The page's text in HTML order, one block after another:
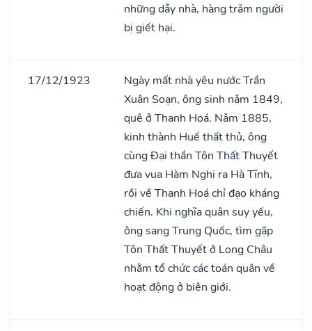
những dẫy nhà, hàng trǎm người
bị giết hại.
17/12/1923
Ngày mất nhà yêu nước Trần
Xuân Soạn, ông sinh nǎm 1849,
quê ở Thanh Hoá. Nǎm 1885,
kinh thành Huế thất thủ, ông
cùng Đại thần Tôn Thất Thuyết
đưa vua Hàm Nghi ra Hà Tĩnh,
rồi về Thanh Hoá chỉ đạo kháng
chiến. Khi nghĩa quân suy yếu,
ông sang Trung Quốc, tìm gặp
Tôn Thất Thuyết ở Long Châu
nhằm tổ chức các toán quân về
hoạt động ở biên giới.